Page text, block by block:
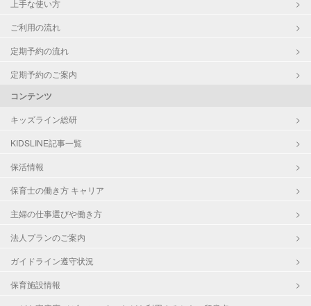
上手な使い方
ご利用の流れ
定期予約の流れ
定期予約のご案内
コンテンツ
キッズライン総研
KIDSLINE記事一覧
保活情報
保育士の働き方 キャリア
主婦の仕事選びや働き方
法人プランのご案内
ガイドライン遵守状況
保育施設情報